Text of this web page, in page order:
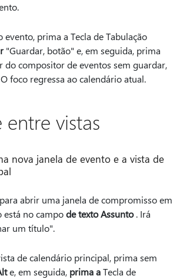
evento, prima a Tecla de Tabulação
"Guardar, botão" e, em seguida, prima
do compositor de eventos sem guardar,
O foco regressa ao calendário atual.
vistas
nova janela de evento e a vista de
para abrir uma janela de compromisso em
está no campode texto Assunto. Irá
um título".
de calendário principal, prima sem
e, em seguida, prima aTecla de